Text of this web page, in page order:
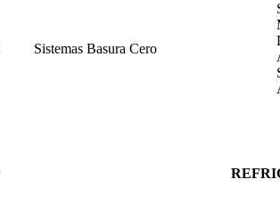
Sistemas Basura Cero